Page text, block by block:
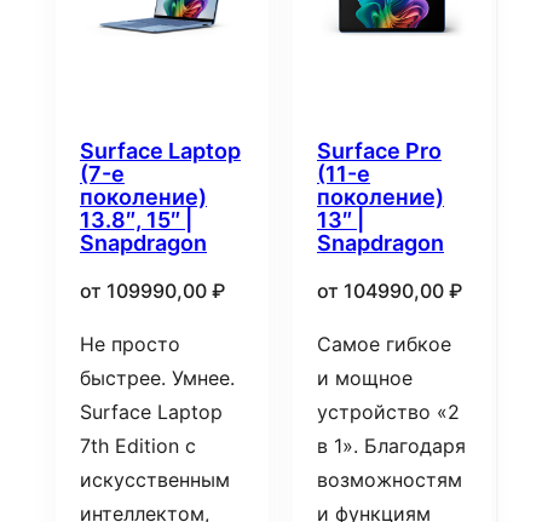
Surface Laptop
(7-е
поколение)
13.8″, 15″ |
Snapdragon
от 109990,00 ₽
Не просто
быстрее. Умнее.
Surface Laptop
7th Edition с
искусственным
интеллектом,
Surface Pro
(11-е
поколение)
13″ |
Snapdragon
от 104990,00 ₽
Самое гибкое
и мощное
устройство «2
в 1». Благодаря
возможностям
и функциям